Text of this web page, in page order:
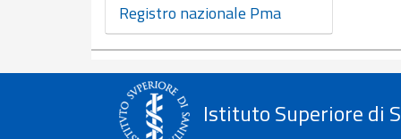
Registro nazionale Pma
Istituto Superiore di